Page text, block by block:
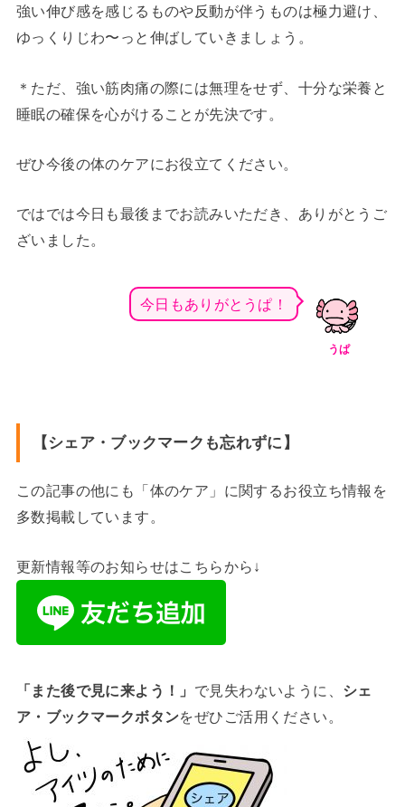
強い伸び感を感じるものや反動が伴うものは極力避け、
ゆっくりじわ〜っと伸ばしていきましょう。
＊ただ、強い筋肉痛の際には無理をせず、十分な栄養と
睡眠の確保を心がけることが先決です。
ぜひ今後の体のケアにお役立てください。
ではでは今日も最後までお読みいただき、ありがとうご
ざいました。
うぱ
今日もありがとうぱ！
【シェア・ブックマークも忘れずに】
この記事の他にも「体のケア」に関するお役立ち情報を
多数掲載しています。
更新情報等のお知らせはこちらから↓
「また後で見に来よう！」 で見失わないように、 シェ
ア・ブックマークボタンをぜひご活用ください。